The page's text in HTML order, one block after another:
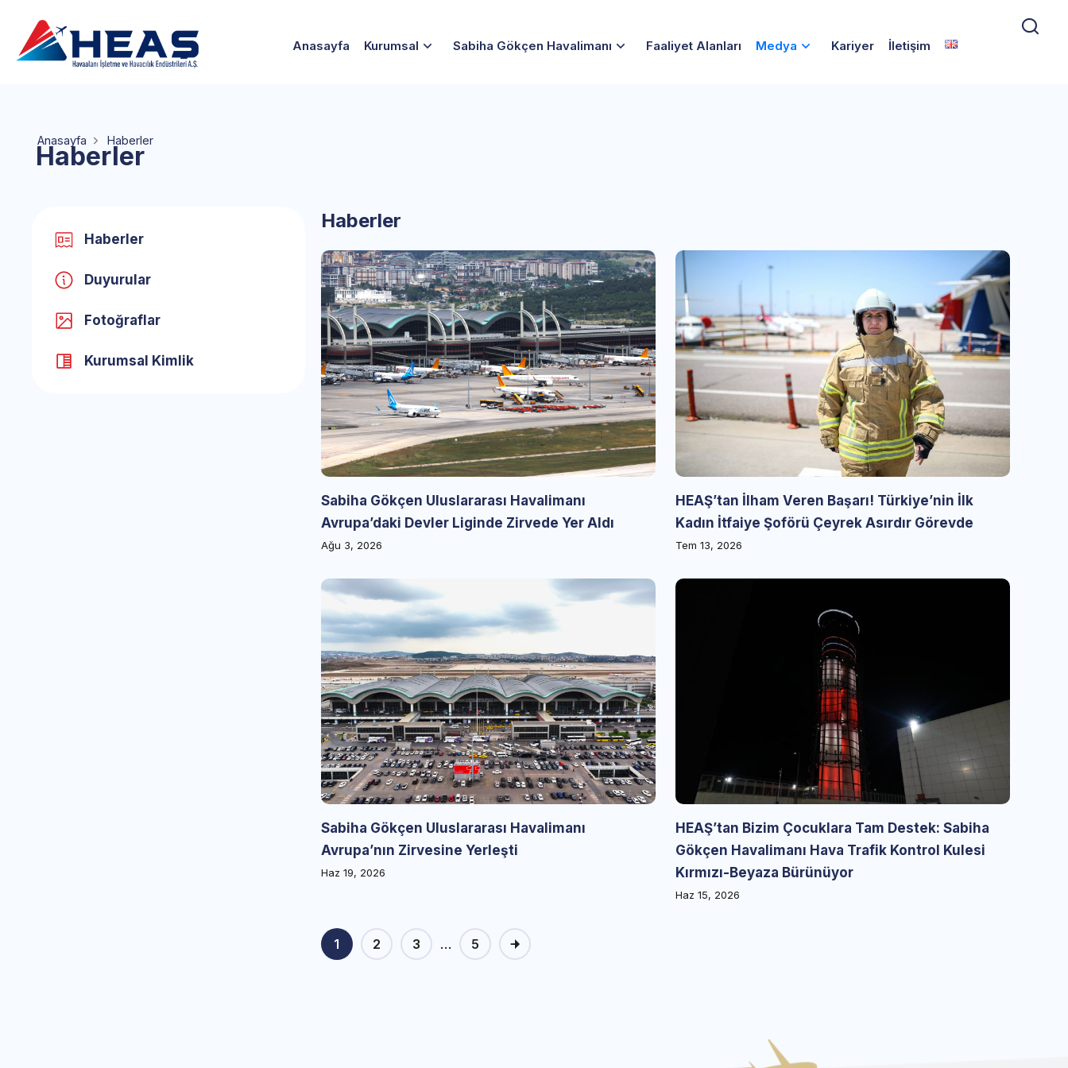
Anasayfa Kurumsal Sabiha Gökçen Havalimanı Faaliyet Alanları Medya Kariyer İletişim
Anasayfa Haberler
Haberler
Haberler
Duyurular
Fotoğraflar
Kurumsal Kimlik
Haberler
Sabiha Gökçen Uluslararası Havalimanı
Avrupa’daki Devler Liginde Zirvede Yer Aldı
Ağu 3, 2026
HEAŞ’tan İlham Veren Başarı! Türkiye’nin İlk
Kadın İtfaiye Şoförü Çeyrek Asırdır Görevde
Tem 13, 2026
Sabiha Gökçen Uluslararası Havalimanı
Avrupa’nın Zirvesine Yerleşti
Haz 19, 2026
HEAŞ’tan Bizim Çocuklara Tam Destek: Sabiha
Gökçen Havalimanı Hava Trafik Kontrol Kulesi
Kırmızı-Beyaza Bürünüyor
Haz 15, 2026
1 2 3 … 5